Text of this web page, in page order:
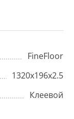
FineFloor
1320x196x2.5
Клеевой